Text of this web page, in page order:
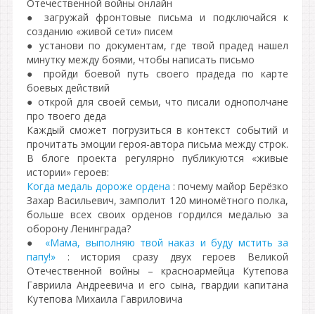
Отечественной войны онлайн
● загружай фронтовые письма и подключайся к
созданию «живой сети» писем
● установи по документам, где твой прадед нашел
минутку между боями, чтобы написать письмо
● пройди боевой путь своего прадеда по карте
боевых действий
● открой для своей семьи, что писали однополчане
про твоего деда
Каждый сможет погрузиться в контекст событий и
прочитать эмоции героя-автора письма между строк.
В блоге проекта регулярно публикуются «живые
истории» героев:
Когда медаль дороже ордена : почему майор Берёзко
Захар Васильевич, замполит 120 миномётного полка,
больше всех своих орденов гордился медалью за
оборону Ленинграда?
●
«Мама, выполняю твой наказ и буду мстить за
папу!»
: история сразу двух героев Великой
Отечественной войны – красноармейца Кутепова
Гавриила Андреевича и его сына, гвардии капитана
Кутепова Михаила Гавриловича